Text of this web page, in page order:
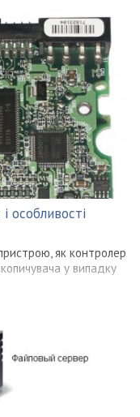
особливості
як контролер
у випадку